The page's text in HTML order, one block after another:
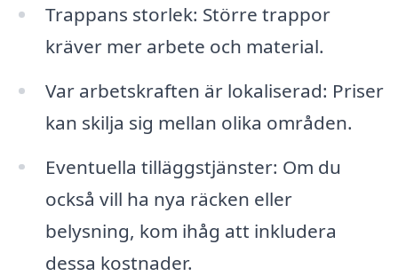
Trappans storlek: Större trappor
kräver mer arbete och material.
Var arbetskraften är lokaliserad: Priser
kan skilja sig mellan olika områden.
Eventuella tilläggstjänster: Om du
också vill ha nya räcken eller
belysning, kom ihåg att inkludera
dessa kostnader.